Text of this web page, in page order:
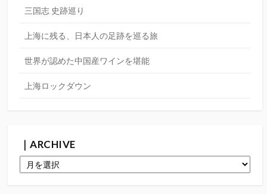
三国志 史跡巡り
上海に残る、日本人の足跡を巡る旅
世界が認めた中国産ワインを堪能
上海ロックダウン
｜ARCHIVE
ARCHIVE